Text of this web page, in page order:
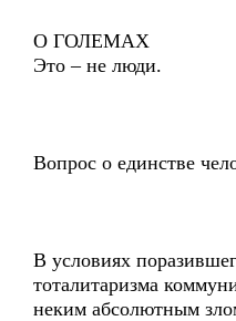
О ГОЛЕМАХ
Это – не люди.
Вопрос о единстве
В условиях
тоталитаризма
неким абсолютным